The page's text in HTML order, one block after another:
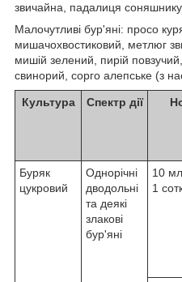
звичайна, падалиця
Малочутливі бур'яні: просо
мишачохвостиковий, метлюг
мишій зелений, пирій
свинорий, сорго алепське (з
Культура Спектр дії
Буряк
цукровий
Однорічні
дводольні
та деякі
злакові
бур'яні
10
1